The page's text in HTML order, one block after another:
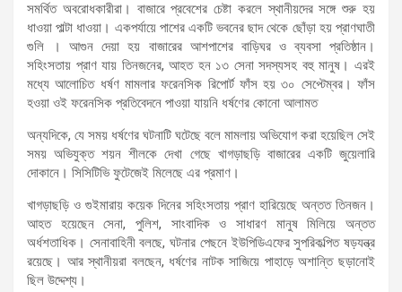
সমর্থিত অবরোধকারীরা। বাজারে প্রবেশের চেষ্টা করলে স্থানীয়দের সঙ্গে শুরু হয়
ধাওয়া পাল্টা ধাওয়া। একপর্যায়ে পাশের একটি ভবনের ছাদ থেকে ছোঁড়া হয় প্রাণঘাতী
গুলি । আগুন দেয়া হয় বাজারের আশপাশের বাড়িঘর ও ব্যবসা প্রতিষ্ঠান।
সহিংসতায় প্রাণ যায় তিনজনের, আহত হন ১৩ সেনা সদস্যসহ বহু মানুষ। এরই
মধ্যে আলোচিত ধর্ষণ মামলার ফরেনসিক রিপোর্ট ফাঁস হয় ৩০ সেপ্টেম্বর। ফাঁস
হওয়া ওই ফরেনসিক প্রতিবেদনে পাওয়া যায়নি ধর্ষণের কোনো আলামত
অন্যদিকে, যে সময় ধর্ষণের ঘটনাটি ঘটেছে বলে মামলায় অভিযোগ করা হয়েছিল সেই
সময় অভিযুক্ত শয়ন শীলকে দেখা গেছে খাগড়াছড়ি বাজারের একটি জুয়েলারি
দোকানে। সিসিটিভি ফুটেজেই মিলেছে এর প্রমাণ।
খাগড়াছড়ি ও গুইমারায় কয়েক দিনের সহিংসতায় প্রাণ হারিয়েছে অন্তত তিনজন।
আহত হয়েছেন সেনা, পুলিশ, সাংবাদিক ও সাধারণ মানুষ মিলিয়ে অন্তত
অর্ধশতাধিক। সেনাবাহিনী বলছে, ঘটনার পেছনে ইউপিডিএফের সুপরিকল্পিত ষড়যন্ত্র
রয়েছে। আর স্থানীয়রা বলছেন, ধর্ষণের নাটক সাজিয়ে পাহাড়ে অশান্তি ছড়ানোই
ছিল উদ্দেশ্য।